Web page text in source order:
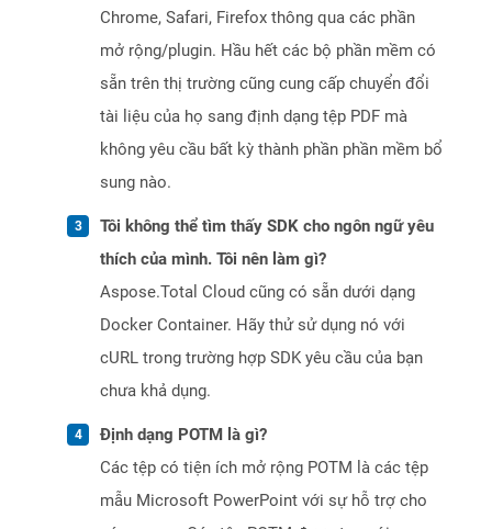
Chrome, Safari, Firefox thông qua các phần
mở rộng/plugin. Hầu hết các bộ phần mềm có
sẵn trên thị trường cũng cung cấp chuyển đổi
tài liệu của họ sang định dạng tệp PDF mà
không yêu cầu bất kỳ thành phần phần mềm bổ
sung nào.
Tôi không thể tìm thấy SDK cho ngôn ngữ yêu
thích của mình. Tôi nên làm gì?
Aspose.Total Cloud cũng có sẵn dưới dạng
Docker Container. Hãy thử sử dụng nó với
cURL trong trường hợp SDK yêu cầu của bạn
chưa khả dụng.
Định dạng POTM là gì?
Các tệp có tiện ích mở rộng POTM là các tệp
mẫu Microsoft PowerPoint với sự hỗ trợ cho